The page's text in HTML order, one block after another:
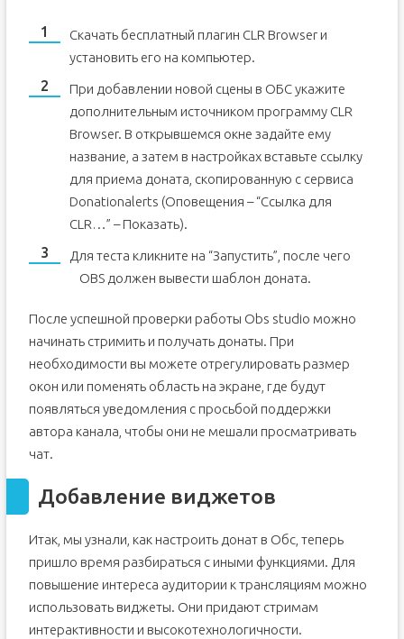
Скачать бесплатный плагин CLR Browser и
установить его на компьютер.
При добавлении новой сцены в ОБС укажите
дополнительным источником программу CLR
Browser. В открывшемся окне задайте ему
название, а затем в настройках вставьте ссылку
для приема доната, скопированную с сервиса
Donationalerts (Оповещения – “Ссылка для
CLR…” – Показать).
Для теста кликните на “Запустить”, после чего
OBS должен вывести шаблон доната.
После успешной проверки работы Obs studio можно
начинать стримить и получать донаты. При
необходимости вы можете отрегулировать размер
окон или поменять область на экране, где будут
появляться уведомления с просьбой поддержки
автора канала, чтобы они не мешали просматривать
чат.
Добавление виджетов
Итак, мы узнали, как настроить донат в Обс, теперь
пришло время разбираться с иными функциями. Для
повышение интереса аудитории к трансляциям можно
использовать виджеты. Они придают стримам
интерактивности и высокотехнологичности.